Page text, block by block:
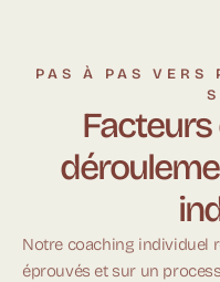
PAS À PAS VERS
Notre coaching individuel
éprouvés et sur un